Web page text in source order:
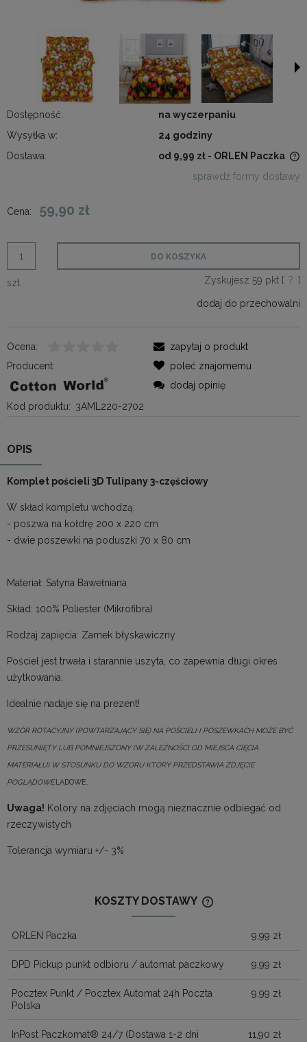
Dostępność:
na wyczerpaniu
Wysyłka w:
24 godziny
Dostawa:
od 9,99 zł - ORLEN Paczka
sprawdź formy dostawy
Cena: 59,90 zł
szt.
DO KOSZYKA
Zyskujesz 59 pkt [ ? ]
dodaj do przechowalni
Ocena:
Producent:
Kod produktu: 3AML220-2702
zapytaj o produkt
poleć znajomemu
dodaj opinię
OPIS
Komplet pościeli 3D Tulipany 3-częściowy
W skład kompletu wchodzą:
- poszwa na kołdrę 200 x 220 cm
- dwie poszewki na poduszki 70 x 80 cm
Materiał: Satyna Bawełniana
Skład: 100% Poliester (Mikrofibra)
Rodzaj zapięcia: Zamek błyskawiczny
Pościel jest trwała i starannie uszyta, co zapewnia długi okres
użytkowania.
Idealnie nadaje się na prezent!
WZÓR ROTACYJNY (POWTARZAJĄCY SIĘ) NA POŚCIELI I POSZEWKACH MOŻE BYĆ
PRZESUNIĘTY LUB POMNIEJSZONY (W ZALEŻNOŚCI OD MIEJSCA CIĘCIA
MATERIAŁU) W STOSUNKU DO WZORU KTÓRY PRZEDSTAWIA ZDJĘCIE
POGLĄDOWE.LĄDOWE.
Uwaga! Kolory na zdjęciach mogą nieznacznie odbiegać od
rzeczywistych
Tolerancja wymiaru +/- 3%
KOSZTY DOSTAWY
ORLEN Paczka 9,99 zł
DPD Pickup punkt odbioru / automat paczkowy 9,99 zł
Pocztex Punkt / Pocztex Automat 24h Poczta
Polska
9,99 zł
InPost Paczkomat® 24/7 (Dostawa 1-2 dni
11,90 zł